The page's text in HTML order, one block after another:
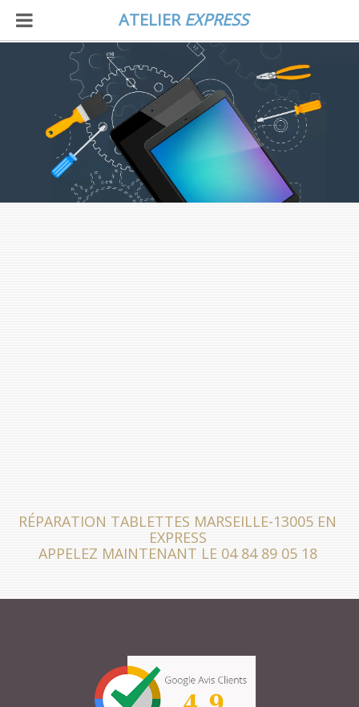
ATELIER EXPRESS
RÉPARATION TABLETTES MARSEILLE-13005 EN
EXPRESS
APPELEZ MAINTENANT LE 04 84 89 05 18